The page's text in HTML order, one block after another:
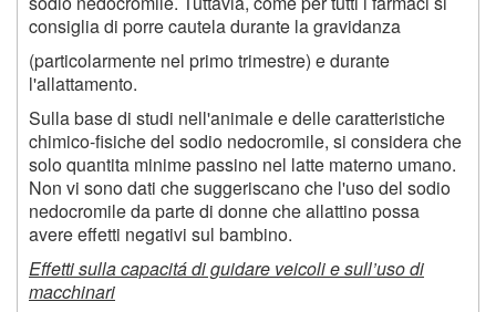
consiglia di porre cautela durante la gravidanza
(particolarmente nel primo trimestre) e durante
l'allattamento.
Sulla base di studi nell'animale e delle caratteristiche
chimico-fisiche del sodio nedocromile, si considera che
solo quantita minime passino nel latte materno umano.
Non vi sono dati che suggeriscano che l'uso del sodio
nedocromile da parte di donne che allattino possa
avere effetti negativi sul bambino.
Effetti sulla capacitá di guidare veicoli e sull’uso di
macchinari